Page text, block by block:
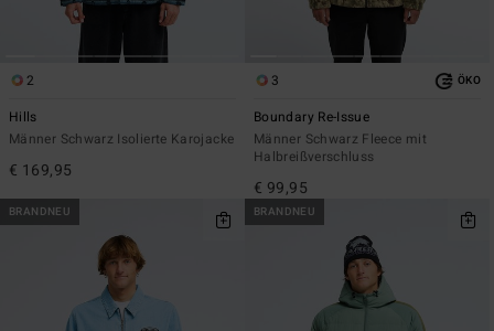
2
Hills
Männer Schwarz Isolierte Karojacke
€ 169,95
3 ÖKO
Boundary Re-Issue
Männer Schwarz Fleece mit
Halbreißverschluss
€ 99,95
BRANDNEU BRANDNEU